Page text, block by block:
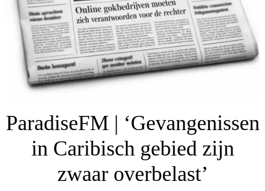
ParadiseFM | ‘Gevangenissen
in Caribisch gebied zijn
zwaar overbelast’